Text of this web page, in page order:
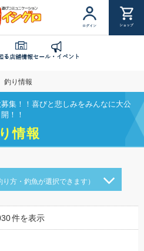
ログイン ショップ
る店舗情報セール・イベント
釣り情報
集！！喜びと悲しみをみんなに大公
開！！
情報
り方・釣魚が選択できます）
件を表示